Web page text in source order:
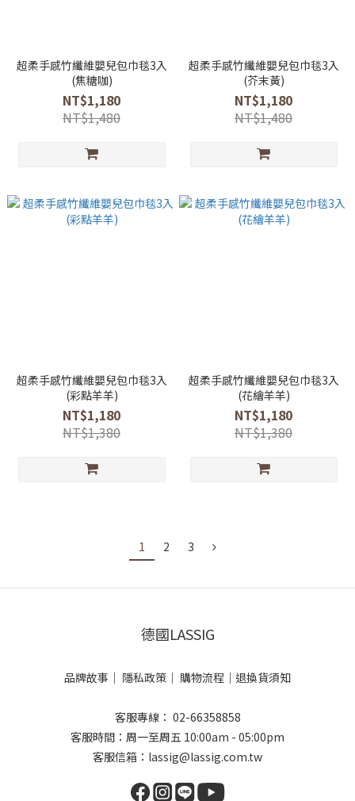
超柔手感竹纖維嬰兒包巾毯3入
(焦糖咖)
NT$1,180
NT$1,480
超柔手感竹纖維嬰兒包巾毯3入
(芥末黃)
NT$1,180
NT$1,480
超柔手感竹纖維嬰兒包巾毯3入
(彩點羊羊)
NT$1,180
NT$1,380
超柔手感竹纖維嬰兒包巾毯3入
(花繪羊羊)
NT$1,180
NT$1,380
1 2 3
德國LASSIG
品牌故事 ｜ 隱私政策 ｜ 購物流程 ｜ 退換貨須知
客服專線： 02-66358858
客服時間：周一至周五 10:00am - 05:00pm
客服信箱：lassig@lassig.com.tw